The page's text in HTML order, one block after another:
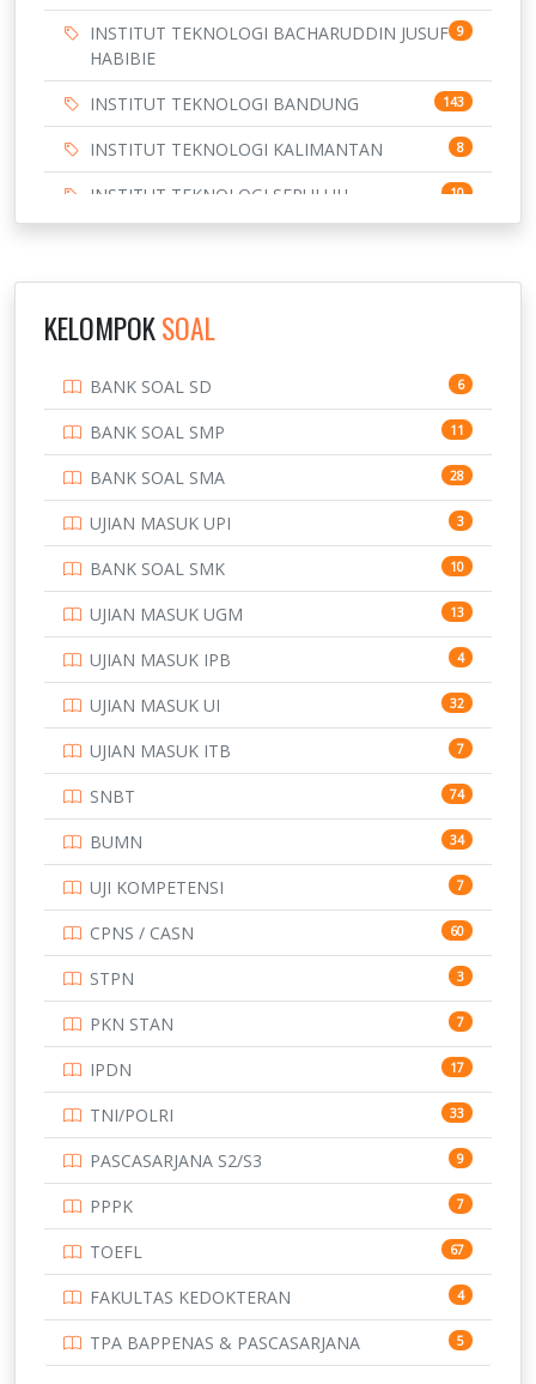
INSTITUT TEKNOLOGI BACHARUDDIN JUSUF
HABIBIE
9
INSTITUT TEKNOLOGI BANDUNG 143
INSTITUT TEKNOLOGI KALIMANTAN 8
INSTITUT TEKNOLOGI SEPULUH
NOVEMBER
10
3
169
7
PTDI STTD 4
133
SMA 146
SMK 231
SMP 134
STIP 2
153
345
UNIVERSITAS AIRLANGGA 15
16
15
15
14
14
UNIVERSITAS CENDRAWASIH 14
15
219
11
134
KELOMPOKSOAL
BANK SOAL SD 6
BANK SOAL SMP 11
BANK SOAL SMA 28
UJIAN MASUK UPI 3
BANK SOAL SMK 10
UJIAN MASUK UGM 13
UJIAN MASUK IPB 4
UJIAN MASUK UI 32
UJIAN MASUK ITB 7
SNBT 74
BUMN 34
UJI KOMPETENSI 7
CPNS / CASN 60
STPN 3
PKN STAN 7
IPDN 17
TNI/POLRI 33
PASCASARJANA S2/S3 9
PPPK 7
TOEFL 67
FAKULTAS KEDOKTERAN 4
TPA BAPPENAS & PASCASARJANA 5